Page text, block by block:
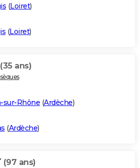
(Loiret)
(Loiret)
(35 ans)
sur-Rhône (Ardèche)
(Ardèche)
(97 ans)